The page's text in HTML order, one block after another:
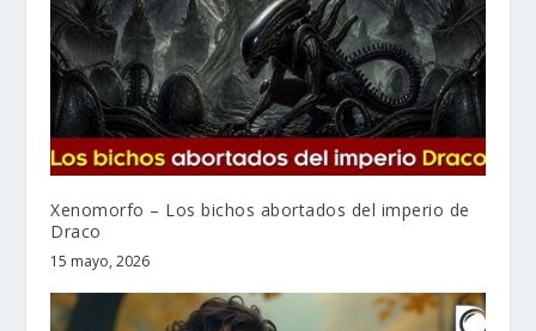
Xenomorfo – Los bichos abortados del imperio de
Draco
15 mayo, 2026